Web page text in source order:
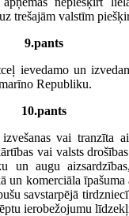
trešajām valstīm
9.pants
ievedamo un
Republiku.
10.pants
vai tranzīta
vai valsts
un augu
un komerciāla
savstarpējā
ierobežojumu